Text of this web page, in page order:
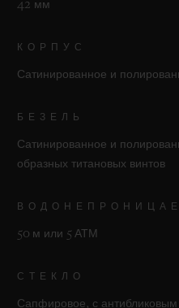
42 мм
КОРПУС
Сатинированное и
БЕЗЕЛЬ
Сатинированное и
образных титановых винтов
50 м или 5 АТМ
СТЕКЛО
Сапфировое, с